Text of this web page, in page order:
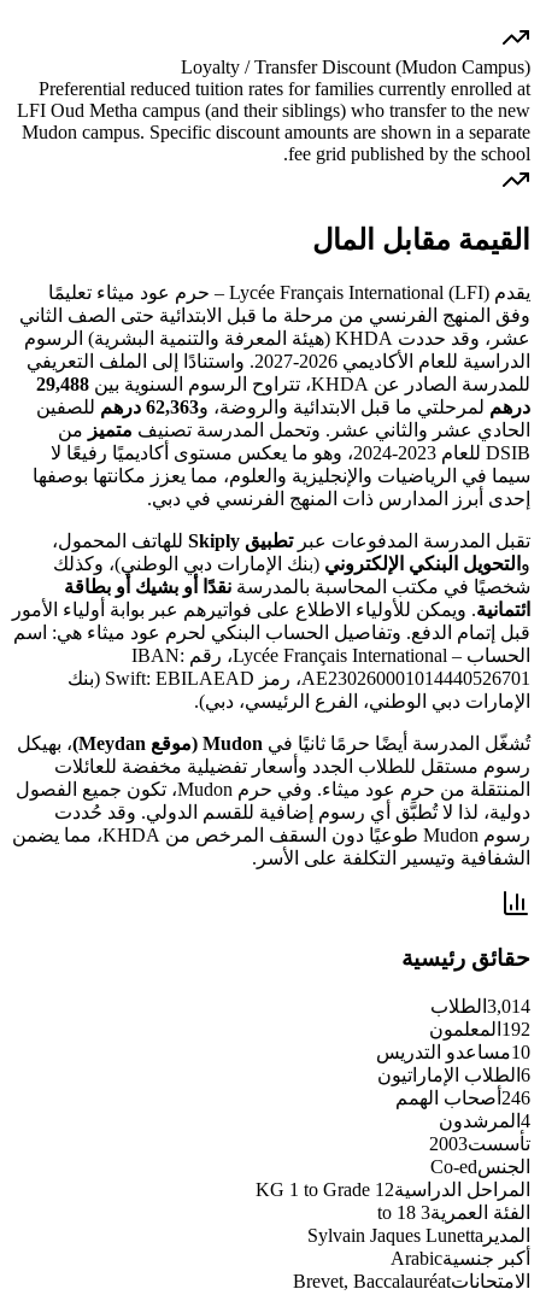
Loyalty / Transfer Discount (Mudon Campus)
Preferential reduced tuition rates for families currently enrolled at
LFI Oud Metha campus (and their siblings) who transfer to the new
Mudon campus. Specific discount amounts are shown in a separate
fee grid published by the school.
القيمة مقابل المال
يقدم Lycée Français International (LFI) – حرم عود ميثاء تعليمًا
وفق المنهج الفرنسي من مرحلة ما قبل الابتدائية حتى الصف الثاني
عشر، وقد حددت KHDA (هيئة المعرفة والتنمية البشرية) الرسوم
الدراسية للعام الأكاديمي 2026-2027. واستنادًا إلى الملف التعريفي
للمدرسة الصادر عن KHDA، تتراوح الرسوم السنوية بين
29,488
درهم لمرحلتي ما قبل الابتدائية والروضة، و62,363 درهم
للصفين
الحادي عشر والثاني عشر. وتحمل المدرسة تصنيف متميز من
DSIB للعام 2023-2024، وهو ما يعكس مستوى أكاديميًا رفيعًا لا
سيما في الرياضيات والإنجليزية والعلوم، مما يعزز مكانتها بوصفها
إحدى أبرز المدارس ذات المنهج الفرنسي في دبي.
تقبل المدرسة المدفوعات عبرتطبيق Skiply
للهاتف المحمول،
و التحويل البنكي الإلكتروني (بنك الإمارات دبي الوطني)، وكذلك
شخصيًا في مكتب المحاسبة بالمدرسة نقدًا أو بشيك أو بطاقة
ائتمانية. ويمكن للأولياء الاطلاع على فواتيرهم عبر بوابة أولياء الأمور
قبل إتمام الدفع. وتفاصيل الحساب البنكي لحرم عود ميثاء هي: اسم
الحساب – Lycée Français International، رقم IBAN:
AE230260001014440526701، رمز Swift: EBILAEAD (بنك
الإمارات دبي الوطني، الفرع الرئيسي، دبي).
تُشغّل المدرسة أيضًا حرمًا ثانيًا في Mudon (موقع Meydan)
، بهيكل
رسوم مستقل للطلاب الجدد وأسعار تفضيلية مخفضة للعائلات
المنتقلة من حرم عود ميثاء. وفي حرم Mudon، تكون جميع الفصول
دولية، لذا لا تُطبَّق أي رسوم إضافية للقسم الدولي. وقد حُددت
رسوم Mudon طوعيًا دون السقف المرخص من KHDA، مما يضمن
الشفافية وتيسير التكلفة على الأسر.
حقائق رئيسية
3,014 الطلاب
192 المعلمون
10مساعدو التدريس
6 الطلاب الإماراتيون
246 أصحاب الهمم
4 المرشدون
تأسست2003
الجنسCo-ed
المراحل الدراسيةKG 1 to Grade 12
الفئة العمرية3 to 18
المدير Sylvain Jaques Lunetta
أكبر جنسيةArabic
الامتحاناتBrevet, Baccalauréat